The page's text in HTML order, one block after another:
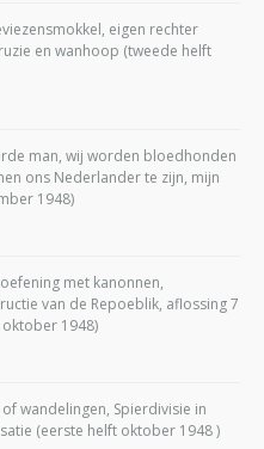
eigen rechter
en wanhoop (tweede helft
man, wij worden bloedhonden
ons Nederlander te zijn, mijn
1948)
met kanonnen,
van de Repoeblik, aflossing 7
1948)
wandelingen, Spierdivisie in
(eerste helft oktober 1948 )